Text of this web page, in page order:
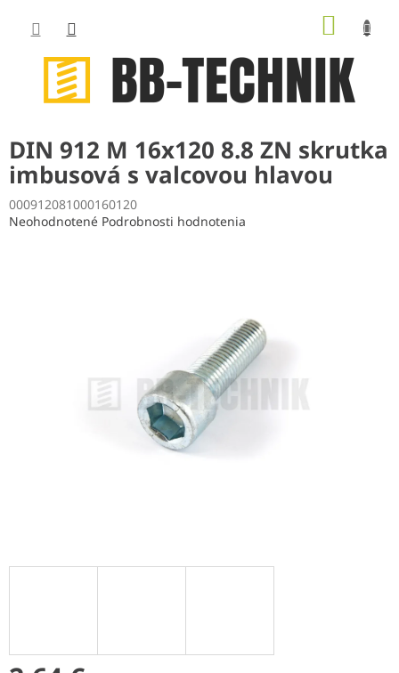
obsah
DIN 912 M 16x120 8.8 ZN skrutka
imbusová s valcovou hlavou
000912081000160120
Priemerné
Neohodnotené Podrobnosti hodnotenia